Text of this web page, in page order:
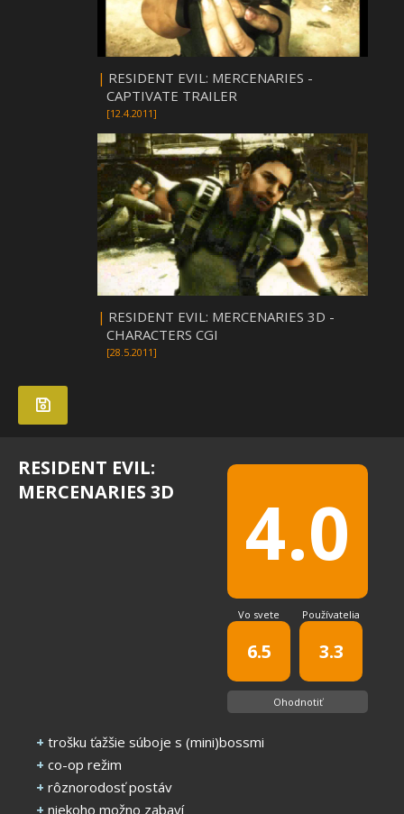
| RESIDENT EVIL: MERCENARIES -
CAPTIVATE TRAILER
[12.4.2011]
| RESIDENT EVIL: MERCENARIES 3D -
CHARACTERS CGI
[28.5.2011]
4.0
Vo svete
6.5
Používatelia
3.3
Ohodnotiť
RESIDENT EVIL:
MERCENARIES 3D
+ trošku ťažšie súboje s (mini)bossmi
+ co-op režim
+ rôznorodosť postáv
+ niekoho možno zabaví